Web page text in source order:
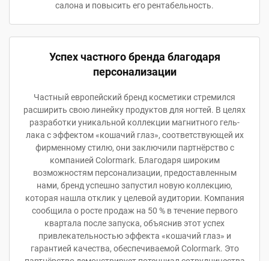
салона и повысить его рентабельность.
Успех частного бренда благодаря
персонализации
Частный европейский бренд косметики стремился
расширить свою линейку продуктов для ногтей. В целях
разработки уникальной коллекции магнитного гель-
лака с эффектом «кошачий глаз», соответствующей их
фирменному стилю, они заключили партнёрство с
компанией Colormark. Благодаря широким
возможностям персонализации, предоставленным
нами, бренд успешно запустил новую коллекцию,
которая нашла отклик у целевой аудитории. Компания
сообщила о росте продаж на 50 % в течение первого
квартала после запуска, объяснив этот успех
привлекательностью эффекта «кошачий глаз» и
гарантией качества, обеспечиваемой Colormark. Это